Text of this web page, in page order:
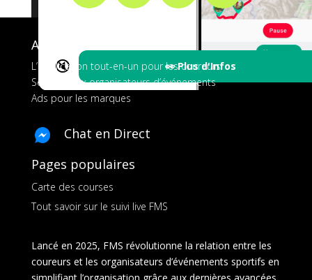
🔇 👀 Plus d'Infos
A propos de FMS
L’application tout-en-un pour les coureurs
Services aux organisateurs d’événements
Ads pour les marques
Chat en Direct
Pages populaires
Carte des courses
Tout savoir sur le suivi live FMS
Lancé en 2025, FMS révolutionne la relation entre les
coureurs et les organisateurs d’événements sportifs en